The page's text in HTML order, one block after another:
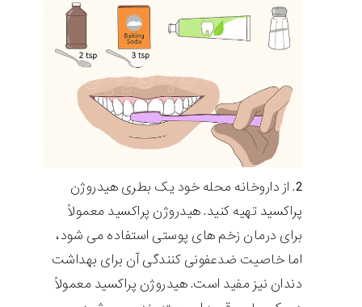
از داروخانه محله خود یک بطری هیدروژن
پراکسید تهیه کنید. هیدروژن پراکسید معمولاً
برای درمان زخم های پوستی استفاده می شود،
اما خاصیت ضدعفونی کنندگی آن برای بهداشت
دندان نیز مفید است. هیدروژن پراکسید معمولاً